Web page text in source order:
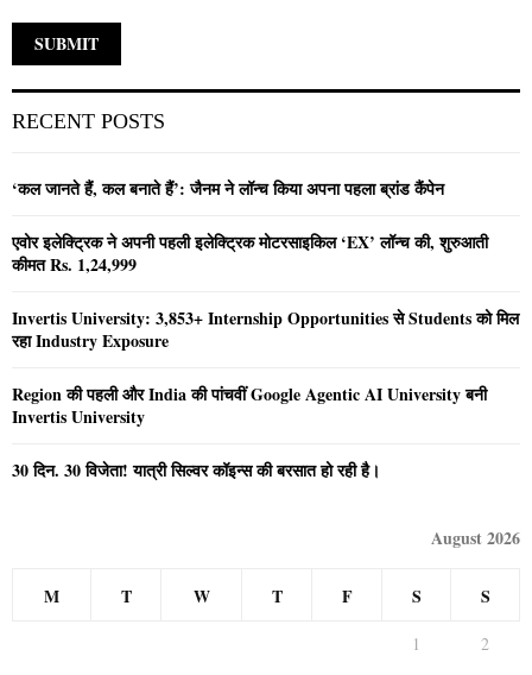
RECENT POSTS
‘कल जानते हैं, कल बनाते हैं’: जैनम ने लॉन्च किया अपना पहला ब्रांड कैंपेन
एवोर इलेक्ट्रिक ने अपनी पहली इलेक्ट्रिक मोटरसाइकिल ‘EX’ लॉन्च की, शुरुआती
कीमत Rs. 1,24,999
Invertis University: 3,853+ Internship Opportunities से Students को मिल
रहा Industry Exposure
Region की पहली और India की पांचवीं Google Agentic AI University बनी
Invertis University
30 दिन. 30 विजेता! यात्री सिल्वर कॉइन्स की बरसात हो रही है।
August 2026
M T W T F S S
1
2